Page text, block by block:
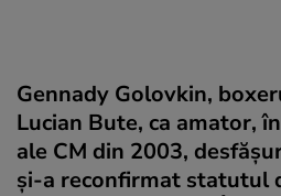
Gennady Golovkin,
Lucian Bute, ca amator,
ale CM din 2003,
şi-a reconfirmat statutul